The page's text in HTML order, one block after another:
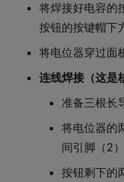
将焊接好电容的
按钮的按键帽下
将电位器穿过面
连线焊接（这是
准备三根长
将电位器的
间引脚（2
按钮剩下的